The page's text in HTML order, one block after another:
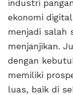
industri
ekonomi
menjadi salah
menjanjikan.
dengan
memiliki
luas, baik di